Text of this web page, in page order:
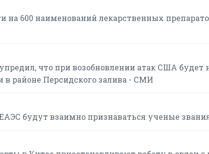
на 600 наименований лекарственных
что при возобновлении атак США будет
в районе Персидского залива - СМИ
будут взаимно признаваться ученые